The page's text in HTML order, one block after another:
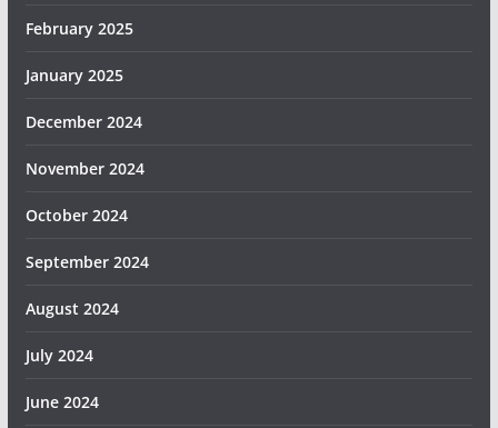
February 2025
January 2025
December 2024
November 2024
October 2024
September 2024
August 2024
July 2024
June 2024